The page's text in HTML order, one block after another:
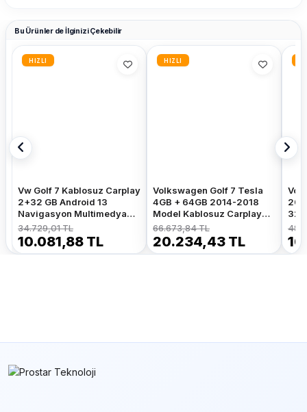
Bu Ürünler de İlginizi Çekebilir
HIZLI
Vw Golf 7 Kablosuz Carplay
2+32 GB Android 13
Navigasyon Multimedya
Sistemi
34.729,01 TL
10.081,88 TL
HIZLI
Volkswagen Golf 7 Tesla
4GB + 64GB 2014-2018
Model Kablosuz Carplay
Navigasyon Qled
Multimedya Sistemi
66.673,84 TL
20.234,43 TL